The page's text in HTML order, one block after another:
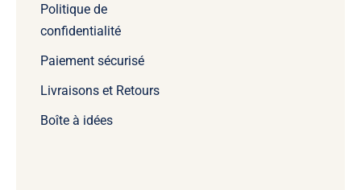
Politique de
confidentialité
Paiement sécurisé
Livraisons et Retours
Boîte à idées